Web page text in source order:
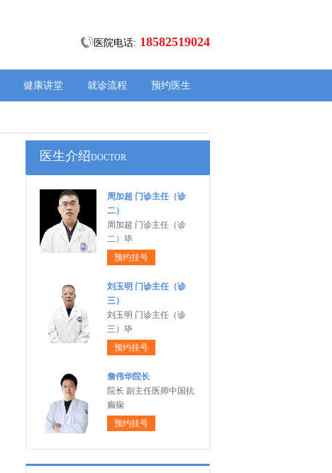
医院电话: 18582519024
健康讲堂 就诊流程 预约医生
医生介绍DOCTOR
周加超 门诊主任（诊
二）
周加超 门诊主任（诊
二）毕
预约挂号
刘玉明 门诊主任（诊
三）
刘玉明 门诊主任（诊
三）毕
预约挂号
詹伟华院长
院长 副主任医师中国抗
癫痫
预约挂号